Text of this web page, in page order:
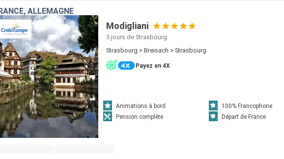
ALLEMAGNE
Modigliani
5 jours de Strasbourg
Strasbourg > Breisach > Strasbourg
Payez en 4X
Animations à bord
100% Francophone
Pension complète
Départ de France